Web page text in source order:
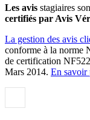
Les avis stagiaires
certifiés par Avis
La gestion des avis
conforme à la norme
de certification
Mars 2014. En savoir